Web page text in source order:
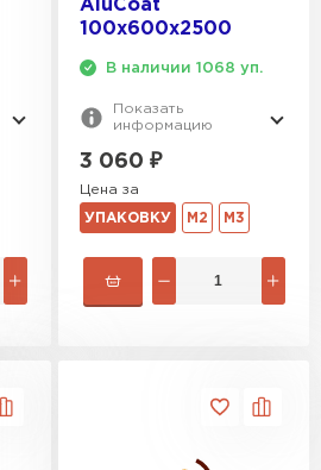
AluCoat
100х600х2500
В наличии 1068 уп.
Показать
информацию
3 060 ₽
Цена за
УПАКОВКУ М2 М3